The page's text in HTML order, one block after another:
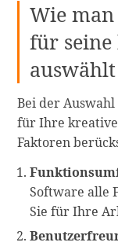
Wie
für
auswählt
Bei der
für Ihre
Faktoren
Software alle
Sie für Ihre